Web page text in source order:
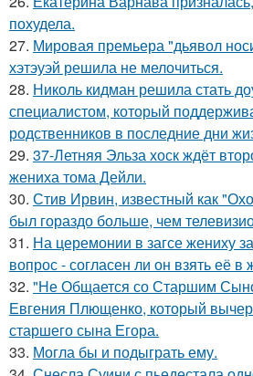
похудела.
27. Мировая премьера "дьявол
хэтэуэй решила не мелочиться.
28. Николь кидман решила стать
специалистом, который
родственников в последние дни
29. 37-Летняя Эльза хоск ждёт
жениха тома Дейли.
30. Стив Ирвин, известный как
был гораздо больше, чем
31. На церемонии в загсе жениху
вопрос - согласен ли он взять её в
32. "Не Общается со Старшим
Евгения Плющенко, который
старшего сына Егора.
33. Могла бы и подыграть ему.